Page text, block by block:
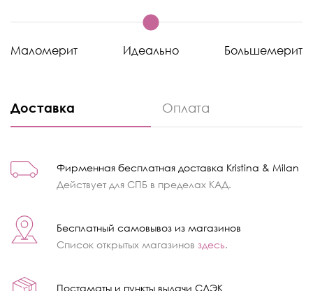
Маломерит Идеально Большемерит
Доставка Оплата
Фирменная бесплатная доставка Kristina & Milan
Действует для СПБ в пределах КАД.
Бесплатный самовывоз из магазинов
Список открытых магазинов здесь.
Постаматы и пункты выдачи СДЭК